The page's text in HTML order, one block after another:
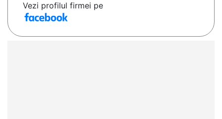
Vezi profilul firmei pe